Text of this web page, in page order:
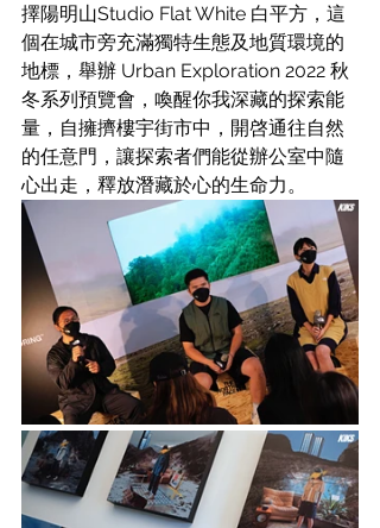
擇陽明山Studio Flat White 白平方，這
個在城市旁充滿獨特生態及地質環境的
地標，舉辦 Urban Exploration 2022 秋
冬系列預覽會，喚醒你我深藏的探索能
量，自擁擠樓宇街市中，開啓通往自然
的任意門，讓探索者們能從辦公室中隨
心出走，釋放潛藏於心的生命力。